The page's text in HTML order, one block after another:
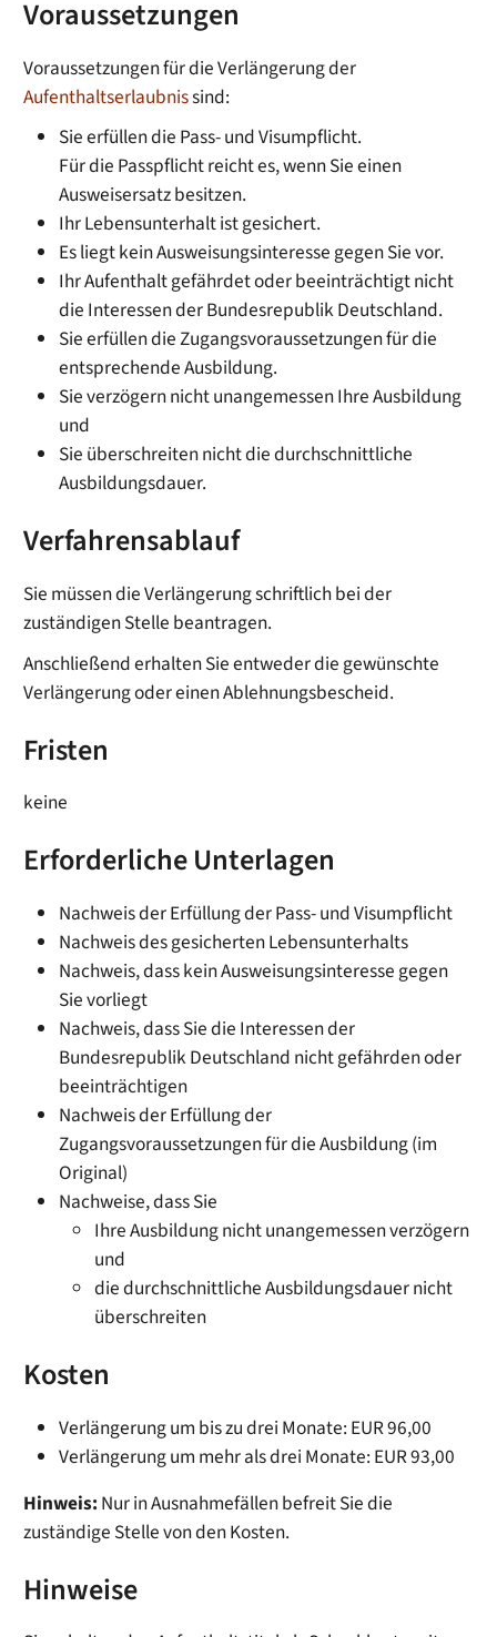
Voraussetzungen
Voraussetzungen für die Verlängerung der
Aufenthaltserlaubnissind:
Sie erfüllen die Pass- und Visumpflicht.
Für die Passpflicht reicht es, wenn Sie einen
Ausweisersatz besitzen.
Ihr Lebensunterhalt ist gesichert.
Es liegt kein Ausweisungsinteresse gegen Sie vor.
Ihr Aufenthalt gefährdet oder beeinträchtigt nicht
die Interessen der Bundesrepublik Deutschland.
Sie erfüllen die Zugangsvoraussetzungen für die
entsprechende Ausbildung.
Sie verzögern nicht unangemessen Ihre Ausbildung
und
Sie überschreiten nicht die durchschnittliche
Ausbildungsdauer.
Verfahrensablauf
Sie müssen die Verlängerung schriftlich bei der
zuständigen Stelle beantragen.
Anschließend erhalten Sie entweder die gewünschte
Verlängerung oder einen Ablehnungsbescheid.
Fristen
keine
Erforderliche Unterlagen
Nachweis der Erfüllung der Pass- und Visumpflicht
Nachweis des gesicherten Lebensunterhalts
Nachweis, dass kein Ausweisungsinteresse gegen
Sie vorliegt
Nachweis, dass Sie die Interessen der
Bundesrepublik Deutschland nicht gefährden oder
beeinträchtigen
Nachweis der Erfüllung der
Zugangsvoraussetzungen für die Ausbildung (im
Original)
Nachweise, dass Sie
Ihre Ausbildung nicht unangemessen verzögern
und
die durchschnittliche Ausbildungsdauer nicht
überschreiten
Kosten
Verlängerung um bis zu drei Monate: EUR 96,00
Verlängerung um mehr als drei Monate: EUR 93,00
Hinweis: Nur in Ausnahmefällen befreit Sie die
zuständige Stelle von den Kosten.
Hinweise